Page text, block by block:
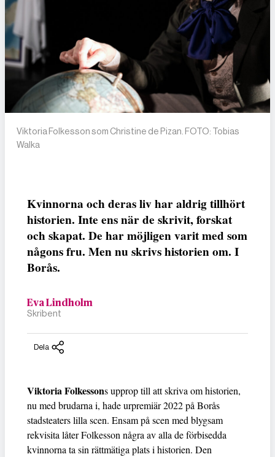
Viktoria Folkesson som Christine de Pizan. FOTO: Tobias
Walka
Kvinnorna och deras liv har aldrig tillhört
historien. Inte ens när de skrivit, forskat
och skapat. De har möjligen varit med som
någons fru. Men nu skrivs historien om. I
Borås.
Eva Lindholm
Skribent
Dela
Viktoria Folkessons upprop till att skriva om historien,
nu med brudarna i, hade urpremiär 2022 på Borås
stadsteaters lilla scen. Ensam på scen med blygsam
rekvisita låter Folkesson några av alla de förbisedda
kvinnorna ta sin rättmätiga plats i historien. Den